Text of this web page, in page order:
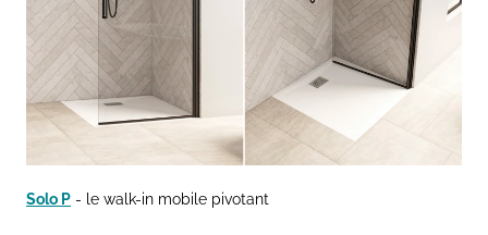
Solo P - le walk-in mobile pivotant